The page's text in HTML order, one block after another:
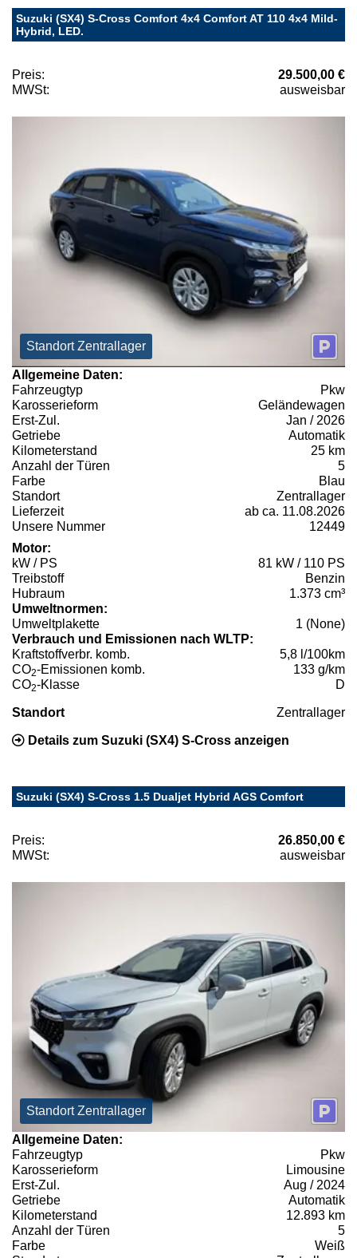
Suzuki (SX4) S-Cross Comfort 4x4 Comfort AT 110 4x4 Mild-
Hybrid, LED.
Preis:
29.500,00 €
MWSt:
ausweisbar
Standort Zentrallager
Allgemeine Daten:
Fahrzeugtyp
Pkw
Karosserieform
Geländewagen
Erst-Zul.
Jan / 2026
Getriebe
Automatik
Kilometerstand
25 km
Anzahl der Türen
5
Farbe
Blau
Standort
Zentrallager
Lieferzeit
ab ca. 11.08.2026
Unsere Nummer
12449
Motor:
kW / PS
81 kW / 110 PS
Treibstoff
Benzin
Hubraum
1.373 cm³
Umweltnormen:
Umweltplakette
1 (None)
Verbrauch und Emissionen nach WLTP:
Kraftstoffverbr. komb.
5,8 l/100km
CO2-Emissionen komb.
133 g/km
CO2-Klasse D
Standort Zentrallager
Details zum Suzuki (SX4) S-Cross anzeigen
Suzuki (SX4) S-Cross 1.5 Dualjet Hybrid AGS Comfort
Preis:
26.850,00 €
MWSt:
ausweisbar
Standort Zentrallager
Allgemeine Daten:
Fahrzeugtyp
Pkw
Karosserieform
Limousine
Erst-Zul.
Aug / 2024
Getriebe
Automatik
Kilometerstand
12.893 km
Anzahl der Türen
5
Farbe
Weiß